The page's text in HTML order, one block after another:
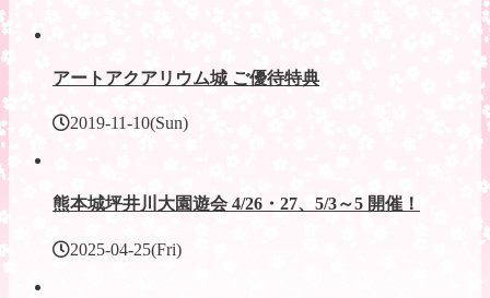
アートアクアリウム城 ご優待特典
2019-11-10(Sun)
熊本城坪井川大園遊会 4/26・27、5/3～5 開催！
2025-04-25(Fri)